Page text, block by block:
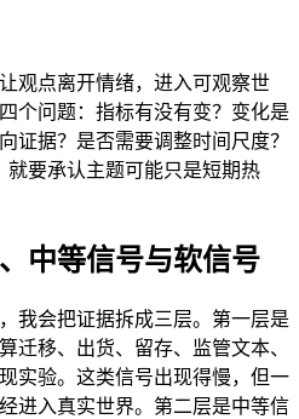
观点离开情绪，进入可观察世
个问题：指标有没有变？变化是
证据？是否需要调整时间尺度？
就要承认主题可能只是短期热
中等信号与软信号
我会把证据拆成三层。第一层是
迁移、出货、留存、监管文本、
实验。这类信号出现得慢，但一
进入真实世界。第二层是中等信